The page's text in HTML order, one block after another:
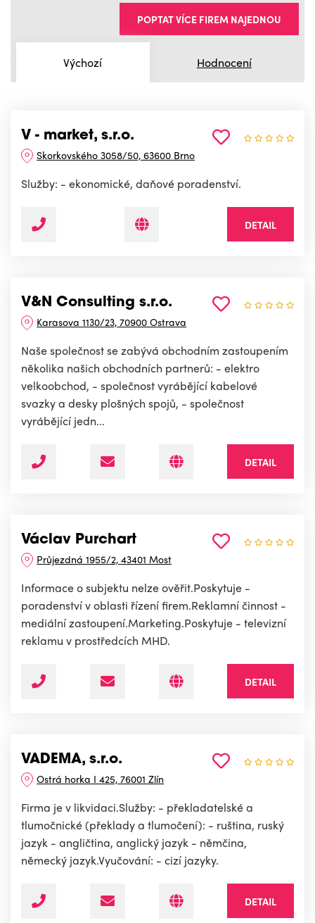
Výchozí Hodnocení
POPTAT VÍCE FIREM NAJEDNOU
V - market, s.r.o.
Skorkovského 3058/50, 63600 Brno
Služby: - ekonomické, daňové poradenství.
DETAIL
V&N Consulting s.r.o.
Karasova 1130/23, 70900 Ostrava
Naše společnost se zabývá obchodním zastoupením
několika našich obchodních partnerů: - elektro
velkoobchod, - společnost vyrábějící kabelové
svazky a desky plošných spojů, - společnost
vyrábějící jedn...
DETAIL
Václav Purchart
Průjezdná 1955/2, 43401 Most
Informace o subjektu nelze ověřit.Poskytuje -
poradenství v oblasti řízení firem.Reklamní činnost -
mediální zastoupení.Marketing.Poskytuje - televizní
reklamu v prostředcích MHD.
DETAIL
VADEMA, s.r.o.
Ostrá horka I 425, 76001 Zlín
Firma je v likvidaci.Služby: - překladatelské a
tlumočnické (překlady a tlumočení): - ruština, ruský
jazyk - angličtina, anglický jazyk - němčina,
německý jazyk.Vyučování: - cizí jazyky.
DETAIL